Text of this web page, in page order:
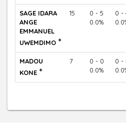
SAGE IDARA
ANGE
EMMANUEL
UWEMDIMO *
15
0 - 5
0.0%
0 -
MADOU
KONE *
7
0 - 0
0.0%
0 -